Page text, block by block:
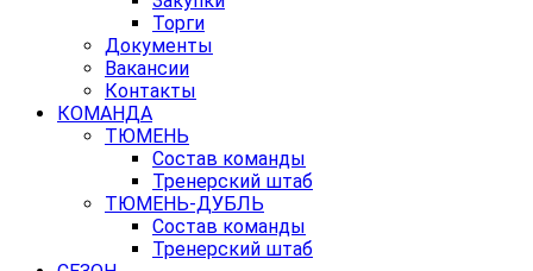
Торги
Документы
Вакансии
Контакты
КОМАНДА
ТЮМЕНЬ
Состав команды
Тренерский штаб
ТЮМЕНЬ-ДУБЛЬ
Состав команды
Тренерский штаб